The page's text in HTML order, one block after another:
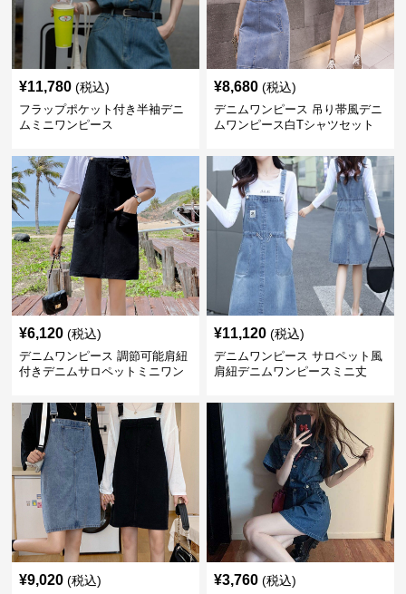
¥11,780 (税込)
フラップポケット付き半袖デニ
ムミニワンピース
¥8,680 (税込)
デニムワンピース 吊り帯風デニ
ムワンピース白Tシャツセット
¥6,120 (税込)
デニムワンピース 調節可能肩紐
付きデニムサロペットミニワン
¥11,120 (税込)
デニムワンピース サロペット風
肩紐デニムワンピースミニ丈
¥9,020 (税込) ¥3,760 (税込)